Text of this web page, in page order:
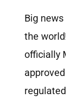
Big
the
officially